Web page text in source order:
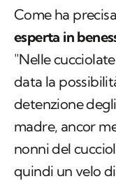
Come ha
esperta in
"Nelle
data la
detenzione
madre, ancor
nonni del
quindi un velo